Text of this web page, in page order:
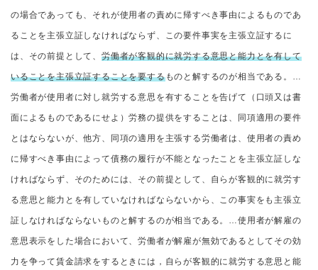
の場合であっても、それが使用者の責めに帰すべき事由によるものであ
ることを主張立証しなければならず、この要件事実を主張立証するに
は、その前提として、 労働者が客観的に就労する意思と能力とを有して
いることを主張立証することを要するものと解するのが相当である。…
労働者が使用者に対し就労する意思を有することを告げて（口頭又は書
面によるものであるにせよ）労務の提供をすることは、同項適用の要件
とはならないが、他方、同項の適用を主張する労働者は、使用者の責め
に帰すべき事由によって債務の履行が不能となったことを主張立証しな
ければならず、そのためには、その前提として、自らが客観的に就労す
る意思と能力とを有していなければならないから、この事実をも主張立
証しなければならないものと解するのが相当である。…使用者が解雇の
意思表示をした場合において、労働者が解雇が無効であるとしてその効
力を争って賃金請求をするときには，自らが客観的に就労する意思と能